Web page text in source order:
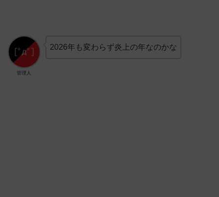
管理人
2026年も変わらず炎上の年なのかな